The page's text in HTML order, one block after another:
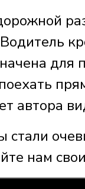
для
автора
стали
нам